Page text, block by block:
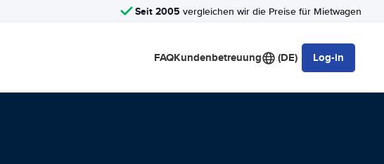
Seit 2005 vergleichen wir die Preise für Mietwagen
FAQKundenbetreuung (DE) Log-in